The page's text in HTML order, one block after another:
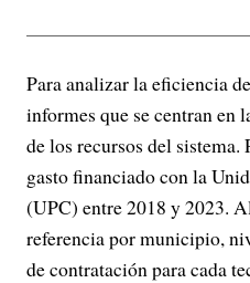
Para analizar la eficiencia
informes que se centran
de los recursos del
gasto financiado con la
(UPC) entre 2018 y 2023.
referencia por municipio,
de contratación para cada